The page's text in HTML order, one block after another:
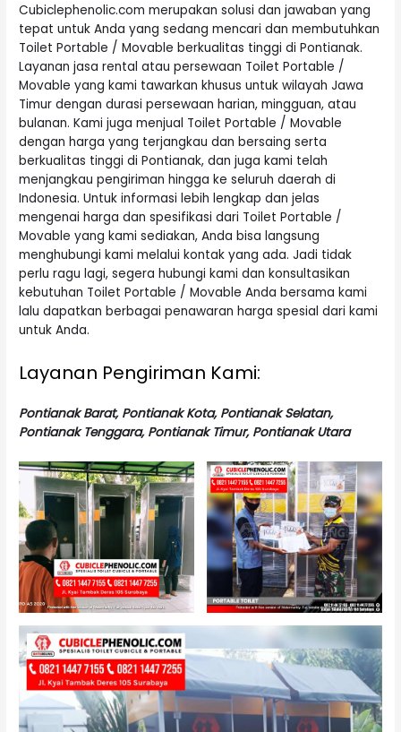
Cubiclephenolic.com merupakan solusi dan jawaban yang
tepat untuk Anda yang sedang mencari dan membutuhkan
Toilet Portable / Movable berkualitas tinggi di Pontianak.
Layanan jasa rental atau persewaan Toilet Portable /
Movable yang kami tawarkan khusus untuk wilayah Jawa
Timur dengan durasi persewaan harian, mingguan, atau
bulanan. Kami juga menjual Toilet Portable / Movable
dengan harga yang terjangkau dan bersaing serta
berkualitas tinggi di Pontianak, dan juga kami telah
menjangkau pengiriman hingga ke seluruh daerah di
Indonesia. Untuk informasi lebih lengkap dan jelas
mengenai harga dan spesifikasi dari Toilet Portable /
Movable yang kami sediakan, Anda bisa langsung
menghubungi kami melalui kontak yang ada. Jadi tidak
perlu ragu lagi, segera hubungi kami dan konsultasikan
kebutuhan Toilet Portable / Movable Anda bersama kami
lalu dapatkan berbagai penawaran harga spesial dari kami
untuk Anda.
Layanan Pengiriman Kami:
Pontianak Barat, Pontianak Kota, Pontianak Selatan,
Pontianak Tenggara, Pontianak Timur, Pontianak Utara